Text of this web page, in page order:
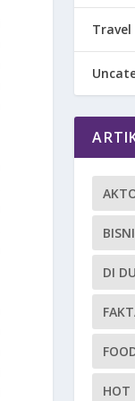
Travel
DI
HOT